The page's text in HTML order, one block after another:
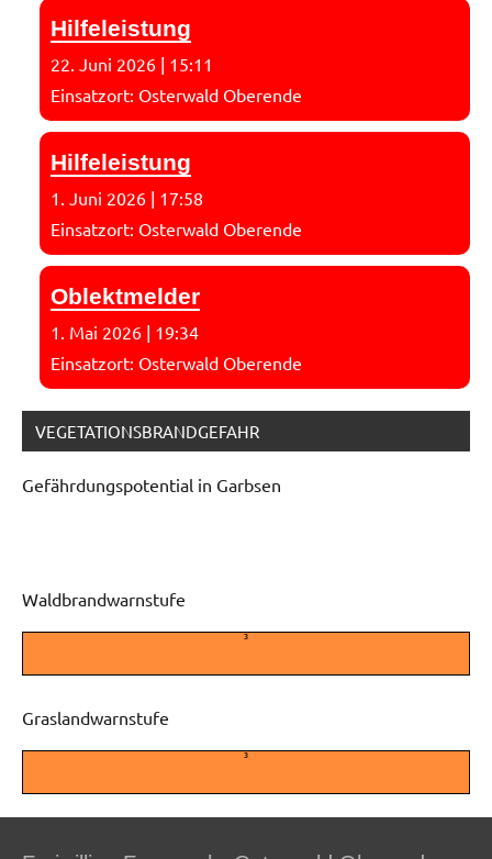
Hilfeleistung
22. Juni 2026 | 15:11
Einsatzort: Osterwald Oberende
Hilfeleistung
1. Juni 2026 | 17:58
Einsatzort: Osterwald Oberende
Oblektmelder
1. Mai 2026 | 19:34
Einsatzort: Osterwald Oberende
VEGETATIONSBRANDGEFAHR
Gefährdungspotential in Garbsen
Waldbrandwarnstufe
3
Graslandwarnstufe
3